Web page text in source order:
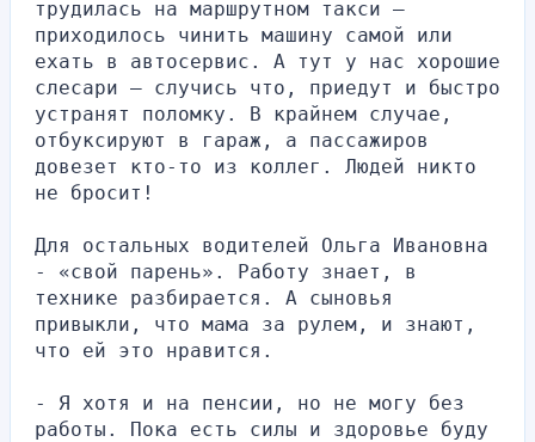
трудилась на маршрутном такси —
приходилось чинить машину самой или
ехать в автосервис. А тут у нас хорошие
слесари — случись что, приедут и быстро
устранят поломку. В крайнем случае,
отбуксируют в гараж, а пассажиров
довезет кто-то из коллег. Людей никто
не бросит!
Для остальных водителей Ольга Ивановна
- «свой парень». Работу знает, в
технике разбирается. А сыновья
привыкли, что мама за рулем, и знают,
что ей это нравится.
- Я хотя и на пенсии, но не могу без
работы. Пока есть силы и здоровье буду